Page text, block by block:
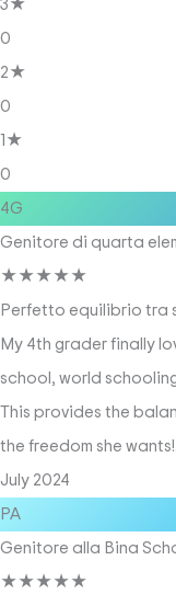
3★
0
2★
0
1★
0
4G
Genitore di quarta
★ ★ ★ ★ ★
Perfetto equilibrio tra
My 4th grader finally
school, world
This provides the
the freedom she
July 2024
PA
Genitore alla Bina
★ ★ ★ ★ ★